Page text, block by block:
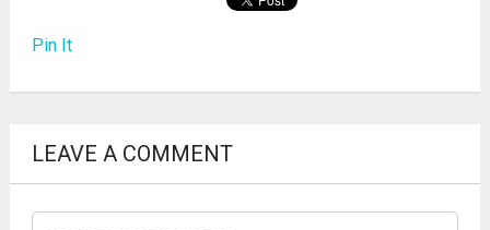
Pin It
LEAVE A COMMENT